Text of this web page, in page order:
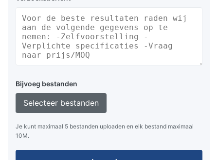
Bijvoeg bestanden
Selecteer bestanden
Je kunt maximaal 5 bestanden uploaden en elk bestand maximaal
10M.